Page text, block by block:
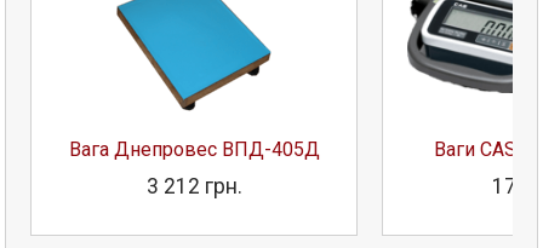
Вага Днепровес ВПД-405Д
3 212 грн.
Ваги CAS
17